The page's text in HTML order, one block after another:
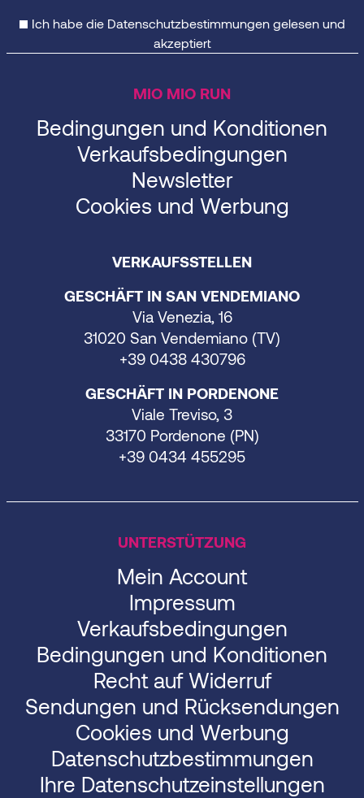
Ich habe die Datenschutzbestimmungengelesen und
akzeptiert
MIO MIO RUN
Bedingungen und Konditionen
Verkaufsbedingungen
Newsletter
Cookies und Werbung
VERKAUFSSTELLEN
GESCHÄFT IN SAN VENDEMIANO
Via Venezia, 16
31020 San Vendemiano (TV)
+39 0438 430796
GESCHÄFT IN PORDENONE
Viale Treviso, 3
33170 Pordenone (PN)
+39 0434 455295
UNTERSTÜTZUNG
Mein Account
Impressum
Verkaufsbedingungen
Bedingungen und Konditionen
Recht auf Widerruf
Sendungen und Rücksendungen
Cookies und Werbung
Datenschutzbestimmungen
Ihre Datenschutzeinstellungen